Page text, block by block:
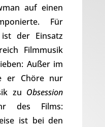
auf einen
Für
der Einsatz
Filmmusik
Außer im
er Chöre nur
zu Obsession
des Films:
ist bei den